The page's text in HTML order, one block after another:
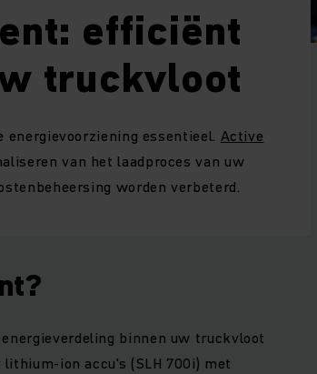
efficiënt
truckvloot
essentieel. Active
van het laadproces van uw
worden verbeterd.
binnen uw truckvloot
ion accu's (SLH 700i) met